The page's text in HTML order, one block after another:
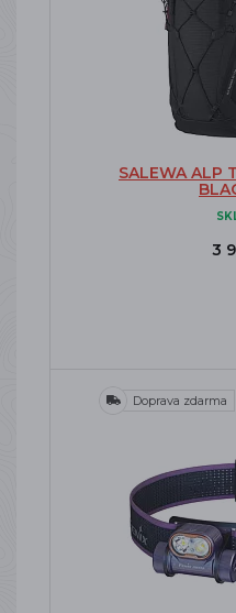
SALEWA ALP
3
Doprava zdarma